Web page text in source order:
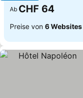
Ab CHF 64
Preise von 6 Websites